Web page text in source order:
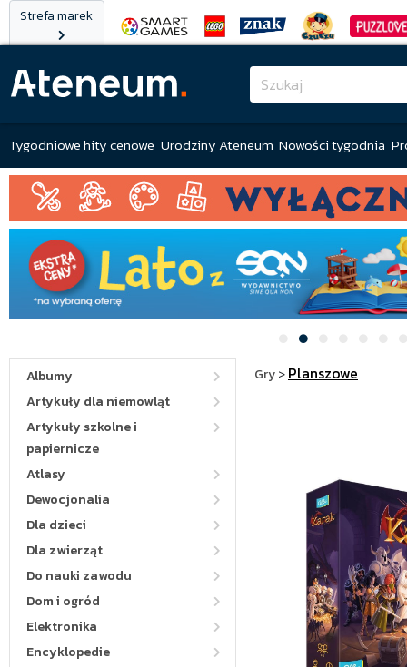
Strefa marek
Tygodniowe hity cenowe Urodziny Ateneum Nowości tygodnia
Albumy
Artykuły dla niemowląt
Artykuły szkolne i
papiernicze
Atlasy
Dewocjonalia
Dla dzieci
Dla zwierząt
Do nauki zawodu
Dom i ogród
Elektronika
Encyklopedie
Gry>Planszowe